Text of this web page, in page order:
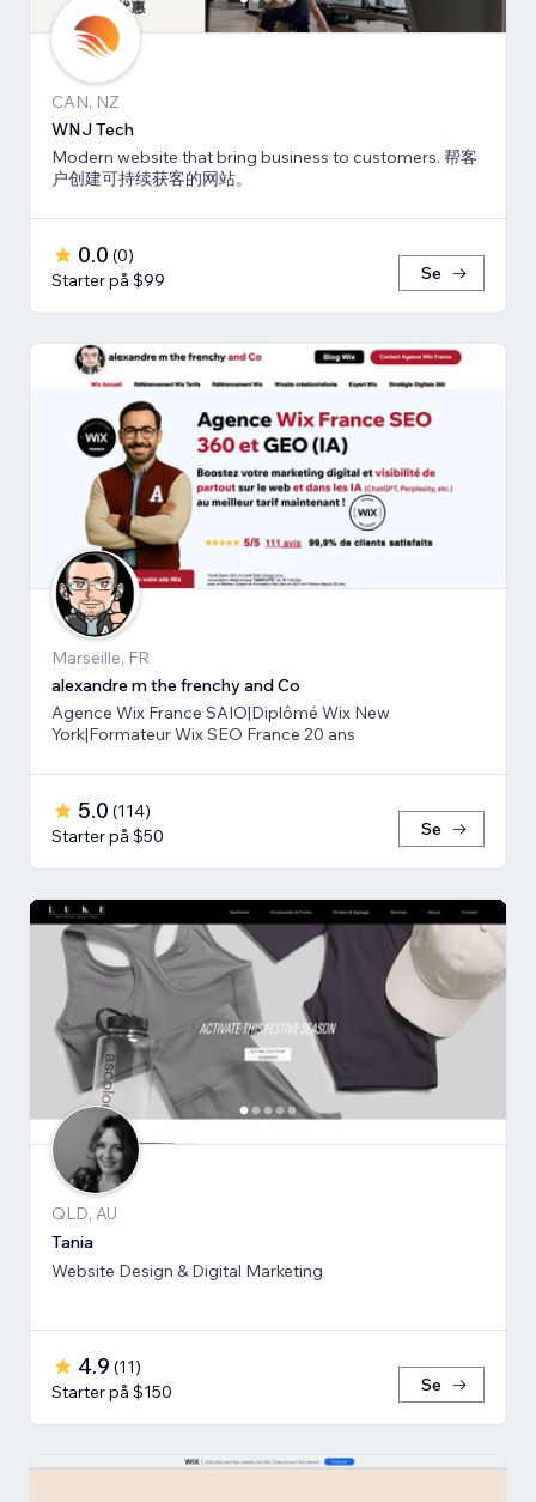
CAN, NZ
WNJ Tech
Modern website that bring business to customers. 帮客
户创建可持续获客的网站。
0.0 (0)
Starter på $99
Se
Marseille, FR
alexandre m the frenchy and Co
Agence Wix France SAIO|Diplômé Wix New
York|Formateur Wix SEO France 20 ans
5.0 (114)
Starter på $50
Se
QLD, AU
Tania
Website Design & Digital Marketing
4.9 (11)
Starter på $150
Se